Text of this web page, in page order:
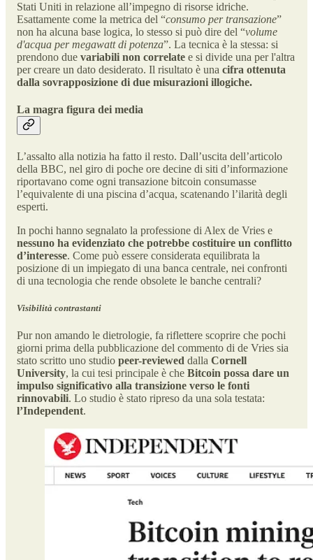
Stati Uniti in relazione all’impegno di risorse idriche.
Esattamente come la metrica del “consumo per transazione”
non ha alcuna base logica, lo stesso si può dire del “volume
d'acqua per megawatt di potenza”. La tecnica è la stessa: si
prendono due variabili non correlate e si divide una per l'altra
per creare un dato desiderato. Il risultato è una cifra ottenuta
dalla sovrapposizione di due misurazioni illogiche.
La magra figura dei media
L’assalto alla notizia ha fatto il resto. Dall’uscita dell’articolo
della BBC, nel giro di poche ore decine di siti d’informazione
riportavano come ogni transazione bitcoin consumasse
l’equivalente di una piscina d’acqua, scatenando l’ilarità degli
esperti.
In pochi hanno segnalato la professione di Alex de Vries e
nessuno ha evidenziato che potrebbe costituire un conflitto
d’interesse. Come può essere considerata equilibrata la
posizione di un impiegato di una banca centrale, nei confronti
di una tecnologia che rende obsolete le banche centrali?
Visibilità contrastanti
Pur non amando le dietrologie, fa riflettere scoprire che pochi
giorni prima della pubblicazione del commento di de Vries sia
stato scritto uno studio peer-reviewed dalla Cornell
University, la cui tesi principale è che Bitcoin possa dare un
impulso significativo alla transizione verso le fonti
rinnovabili. Lo studio è stato ripreso da una sola testata:
l’Independent.